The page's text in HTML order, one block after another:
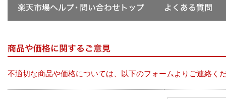
不適切な商品や価格については、以下のフォームよりご連絡く